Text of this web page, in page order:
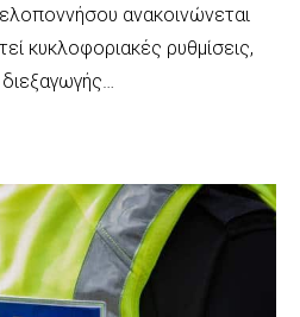
ανακοινώνεται
κυκλοφοριακές ρυθμίσεις,